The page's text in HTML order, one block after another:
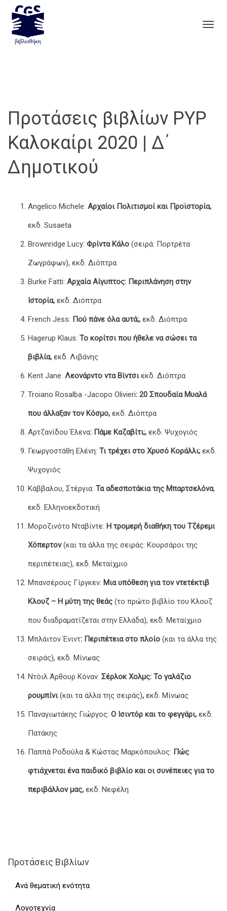
Προτάσεις βιβλίων PYP
Καλοκαίρι 2020 | Δ΄
Δημοτικού
Angelico Michele: Αρχαίοι Πολιτισμοί και Προϊστορία,
εκδ. Susaeta
Brownridge Lucy: Φρίντα Κάλο (σειρά: Πορτρέτα
Ζωγράφων), εκδ. Διόπτρα
Burke Fatti: Αρχαία Αίγυπτος: Περιπλάνηση στην
Ιστορία, εκδ. Διόπτρα
French Jess: Πού πάνε όλα αυτά;, εκδ. Διόπτρα
Hagerup Klaus: Το κορίτσι που ήθελε να σώσει τα
βιβλία, εκδ. Λιβάνης
Kent Jane: Λεονάρντο ντα Βίντσιεκδ. Διόπτρα
Troiano Rosalba -Jacopo Olivieri: 20 Σπουδαία Μυαλά
που άλλαξαν τον Κόσμο, εκδ. Διόπτρα
Αρτζανίδου Έλενα: Πάμε Καζαβίτι;, εκδ. Ψυχογιός
Γεωργοστάθη Ελένη: Τι τρέχει στο Χρυσό Κοράλλι; εκδ.
Ψυχογιός
Κάββαλου, Στέργια: Τα αδεσποτάκια της Μπαρτσελόνα,
εκδ. Ελληνοεκδοτική
Μοροζινότο Νταβίντε: Η τρομερή διαθήκη του Τζέρεμι
Χόπερτον(και τα άλλα της σειράς: Κουρσάροι της
περιπέτειας), εκδ. Μεταίχμιο
Μπανσέρους Γίργκεν: Μια υπόθεση για τον ντετέκτιβ
Κλουζ – Η μύτη της θεάς (το πρώτο βιβλίο του Κλουζ
που διαδραματίζεται στην Ελλάδα), εκδ. Μεταίχμιο
Μπλάιτον Ένιντ: Περιπέτεια στο πλοίο (και τα άλλα της
σειράς), εκδ. Μίνωας
Ντόιλ Άρθουρ Κόναν: Σέρλοκ Χολμς: Το γαλάζιο
ρουμπίνι(και τα άλλα της σειράς), εκδ. Μίνωας
Παναγιωτάκης Γιώργος: Ο Ισιντόρ και το φεγγάρι, εκδ.
Πατάκης
Παππά Ροδούλα & Κώστας Μαρκόπουλος: Πώς
φτιάχνεται ένα παιδικό βιβλίο και οι συνέπειες για το
περιβάλλον μας, εκδ. Νεφέλη
Προτάσεις Βιβλίων
Ανά θεματική ενότητα
Λογοτεχνία